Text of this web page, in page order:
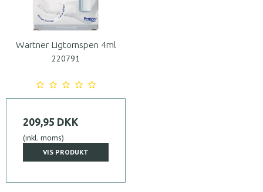
Wartner Ligtornspen 4ml
220791
209,95 DKK
(inkl. moms)
VIS PRODUKT